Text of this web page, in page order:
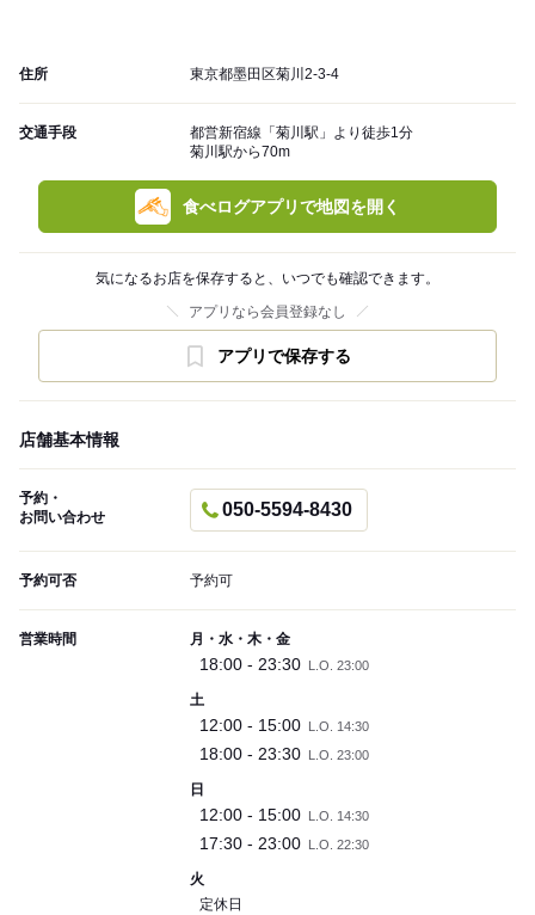
住所 東京都墨田区菊川2-3-4
交通手段
都営新宿線「菊川駅」より徒歩1分
菊川駅から70m
食べログアプリで地図を開く
気になるお店を保存すると、いつでも確認できます。
アプリなら会員登録なし
アプリで保存する
店舗基本情報
予約・
お問い合わせ
050-5594-8430
予約可否 予約可
営業時間 月・水・木・金
18:00 - 23:30 L.O. 23:00
土
12:00 - 15:00 L.O. 14:30
18:00 - 23:30 L.O. 23:00
日
12:00 - 15:00 L.O. 14:30
17:30 - 23:00 L.O. 22:30
火
定休日